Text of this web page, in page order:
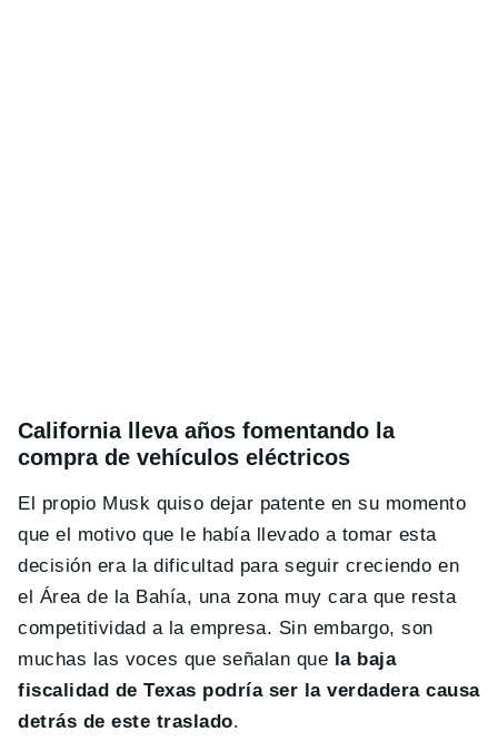
California lleva años fomentando la
compra de vehículos eléctricos
El propio Musk quiso dejar patente en su momento
que el motivo que le había llevado a tomar esta
decisión era la dificultad para seguir creciendo en
el Área de la Bahía, una zona muy cara que resta
competitividad a la empresa. Sin embargo, son
muchas las voces que señalan que la baja
fiscalidad de Texas podría ser la verdadera causa
detrás de este traslado.